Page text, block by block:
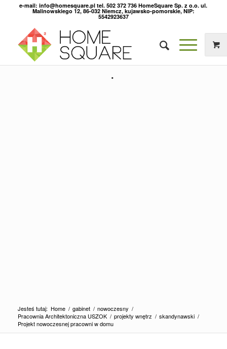
e-mail: info@homesquare.pl tel. 502 372 736 HomeSquare Sp. z o.o. ul.
Malinowskiego 12, 86-032 Niemcz, kujawsko-pomorskie, NIP:
5542923637
Jesteś tutaj: Home / gabinet / nowoczesny /
Pracownia Architektoniczna USZOK / projekty wnętrz / skandynawski /
Projekt nowoczesnej pracowni w domu